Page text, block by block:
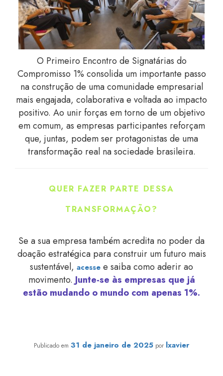
O Primeiro Encontro de Signatárias do
Compromisso 1% consolida um importante passo
na construção de uma comunidade empresarial
mais engajada, colaborativa e voltada ao impacto
positivo. Ao unir forças em torno de um objetivo
em comum, as empresas participantes reforçam
que, juntas, podem ser protagonistas de uma
transformação real na sociedade brasileira.
QUER FAZER PARTE DESSA
TRANSFORMAÇÃO?
Se a sua empresa também acredita no poder da
doação estratégica para construir um futuro mais
sustentável, acesse e saiba como aderir ao
movimento. Junte-se às empresas que já
estão mudando o mundo com apenas 1%.
Publicado em 31 de janeiro de 2025 por lxavier